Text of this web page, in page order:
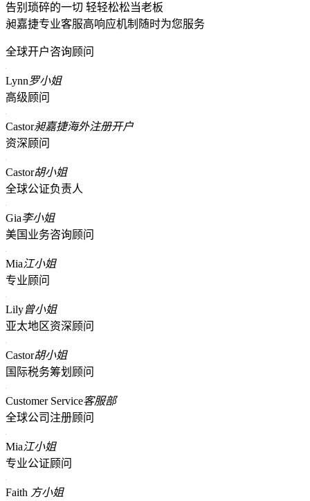
告别琐碎的一切 轻轻松松当老板
昶嘉捷专业客服高响应机制随时为您服务
全球开户咨询顾问
Lynn罗小姐
高级顾问
Castor昶嘉捷海外注册开户
资深顾问
Castor胡小姐
全球公证负责人
Gia李小姐
美国业务咨询顾问
Mia江小姐
专业顾问
Lily曾小姐
亚太地区资深顾问
Castor胡小姐
国际税务筹划顾问
Customer Service客服部
全球公司注册顾问
Mia江小姐
专业公证顾问
Faith 方小姐